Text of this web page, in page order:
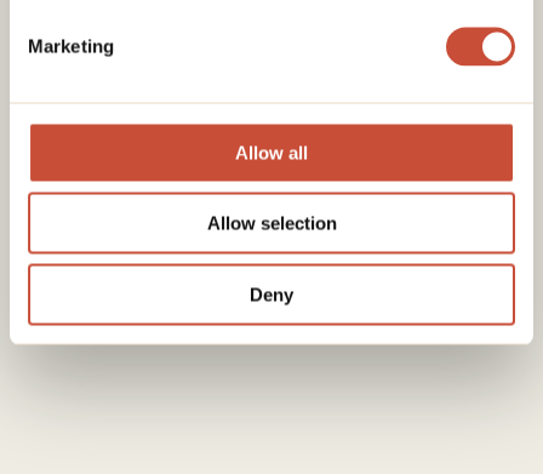
Marketing
Allow all
Allow selection
Deny